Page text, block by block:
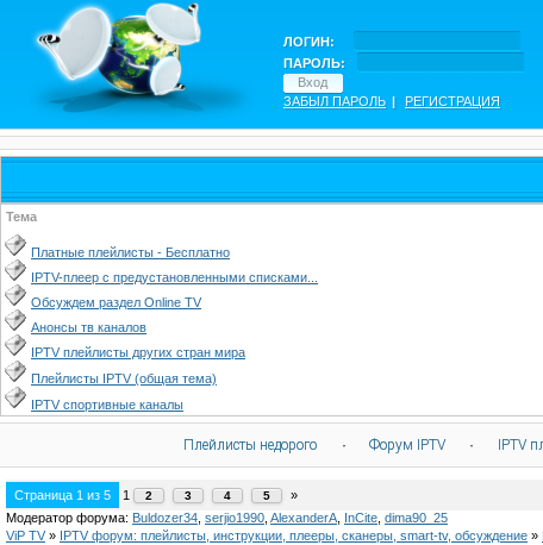
ЛОГИН:
ПАРОЛЬ:
ЗАБЫЛ ПАРОЛЬ | РЕГИСТРАЦИЯ
Тема
Платные плейлисты - Бесплатно
IPTV-плеер с предустановленными списками...
Обсуждем раздел Online TV
Анонсы тв каналов
IPTV плейлисты других стран мира
Плейлисты IPTV (общая тема)
IPTV спортивные каналы
Плейлисты недорого · Форум IPTV · IPTV
Страница 1 из 5 1 2 3 4 5
»
Модератор форума: Buldozer34 serjio1990 AlexanderA InCite dima90_25
ViP TV » IPTV форум: плейлисты, инструкции, плееры, сканеры, smart-tv, обсуждение »